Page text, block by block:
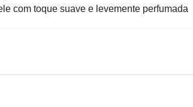
com toque suave e levemente perfumada